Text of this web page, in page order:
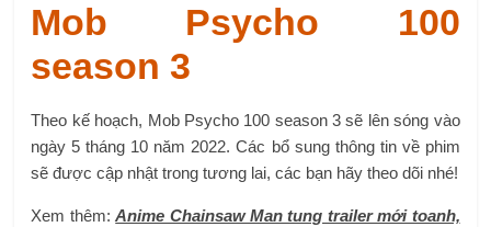
Mob Psycho 100
season 3
Theo kế hoạch, Mob Psycho 100 season 3 sẽ lên sóng vào
ngày 5 tháng 10 năm 2022. Các bổ sung thông tin về phim
sẽ được cập nhật trong tương lai, các bạn hãy theo dõi nhé!
Xem thêm:Anime Chainsaw Man tung trailer mới toanh,